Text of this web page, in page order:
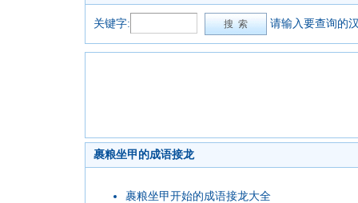
关键字: 请输入要查询的
裹粮坐甲的成语接龙
裹粮坐甲开始的成语接龙大全